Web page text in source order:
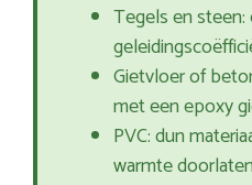
Tegels en
Gietvloer of
met een epoxy
PVC: dun
warmte